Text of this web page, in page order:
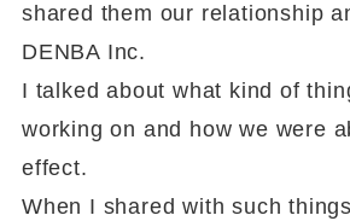
shared them our relationship
DENBA Inc.
I talked about what kind of
working on and how we were
effect.
When I shared with such